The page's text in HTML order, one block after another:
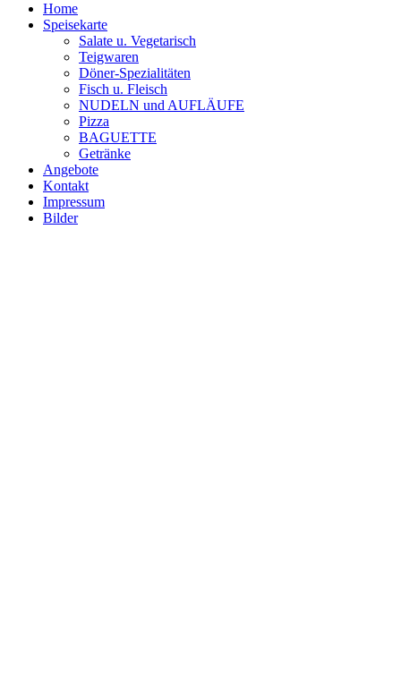
Home
Speisekarte
Salate u. Vegetarisch
Teigwaren
Döner-Spezialitäten
Fisch u. Fleisch
NUDELN und AUFLÄUFE
Pizza
BAGUETTE
Getränke
Angebote
Kontakt
Impressum
Bilder